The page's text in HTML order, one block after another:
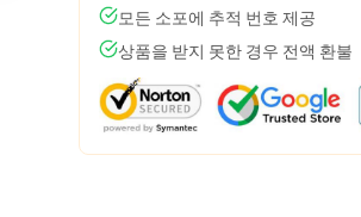
모든 소포에 추적 번호 제공
상품을 받지 못한 경우 전액 환불